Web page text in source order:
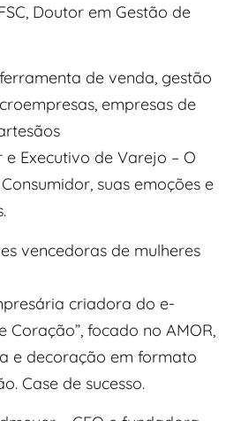
Doutor em Gestão de
de venda, gestão
empresas de
Executivo de Varejo – O
suas emoções e
vencedoras de mulheres
criadora do e-
Coração”, focado no AMOR,
e decoração em formato
Case de sucesso.